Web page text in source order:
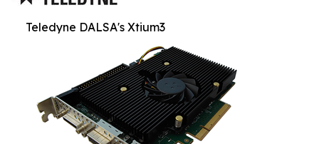
Teledyne DALSA's Xtium3